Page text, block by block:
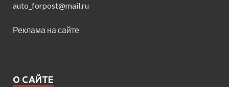
auto_forpost@mail.ru
Реклама на сайте
О САЙТЕ